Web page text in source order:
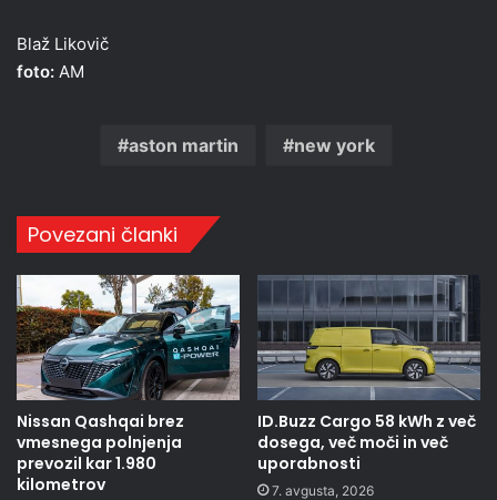
Blaž Likovič
foto: AM
aston martin new york
Povezani članki
Nissan Qashqai brez
vmesnega polnjenja
prevozil kar 1.980
kilometrov
ID.Buzz Cargo 58 kWh z več
dosega, več moči in več
uporabnosti
7. avgusta, 2026